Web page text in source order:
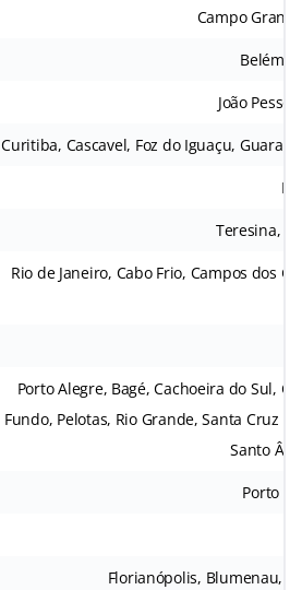
Campo
Belém,
João
Curitiba, Cascavel, Foz do Iguaçu,
Teresina,
Rio de Janeiro, Cabo Frio, Campos dos
Porto Alegre, Bagé, Cachoeira do Sul,
Fundo, Pelotas, Rio Grande, Santa Cruz
Santo
Porto
Florianópolis, Blumenau,